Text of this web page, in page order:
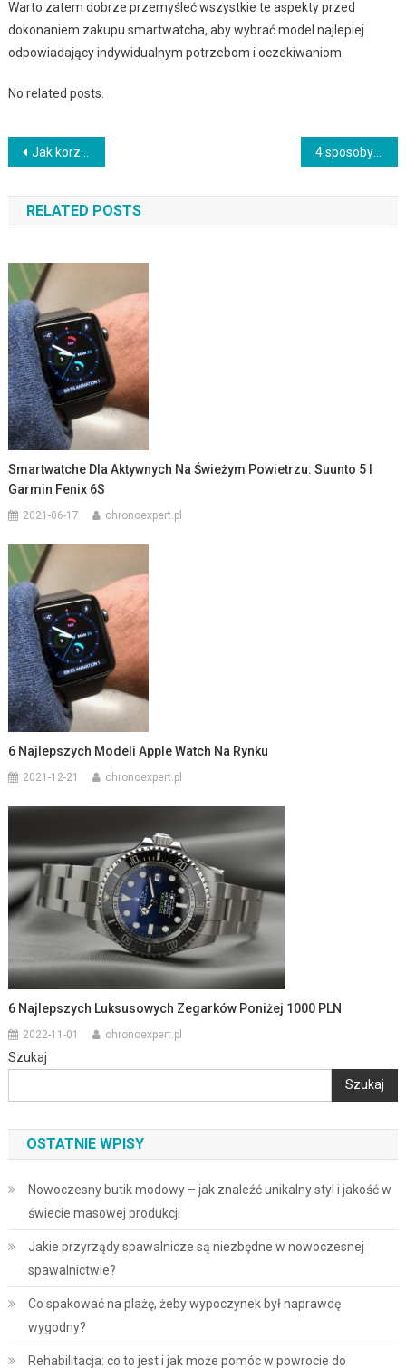
Warto zatem dobrze przemyśleć wszystkie te aspekty przed
dokonaniem zakupu smartwatcha, aby wybrać model najlepiej
odpowiadający indywidualnym potrzebom i oczekiwaniom.
No related posts.
Nawigacja
wpisu
Jak korzystać z smartwatcha podczas treningu cardio: Sposoby na efektywny trening z pomocą technologii 4 sposoby na wybór odpowiedniego smartwatcha dla Ciebie
RELATED POSTS
Smartwatche Dla Aktywnych Na Świeżym Powietrzu: Suunto 5 I
Garmin Fenix 6S
2021-06-17 chronoexpert.pl
6 Najlepszych Modeli Apple Watch Na Rynku
2021-12-21 chronoexpert.pl
6 Najlepszych Luksusowych Zegarków Poniżej 1000 PLN
2022-11-01 chronoexpert.pl
Szukaj
Szukaj
OSTATNIE WPISY
Nowoczesny butik modowy – jak znaleźć unikalny styl i jakość w
świecie masowej produkcji
Jakie przyrządy spawalnicze są niezbędne w nowoczesnej
spawalnictwie?
Co spakować na plażę, żeby wypoczynek był naprawdę
wygodny?
Rehabilitacja: co to jest i jak może pomóc w powrocie do